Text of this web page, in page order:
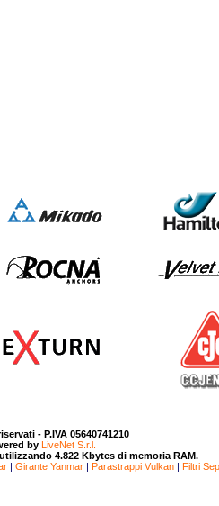
- P.IVA 05640741210
by LiveNet S.r.l.
4.822 Kbytes di memoria RAM.
| Girante Yanmar | Parastrappi Vulkan | Filtri